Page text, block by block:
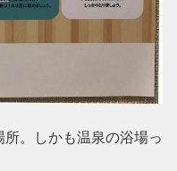
。しかも温泉の浴場っ